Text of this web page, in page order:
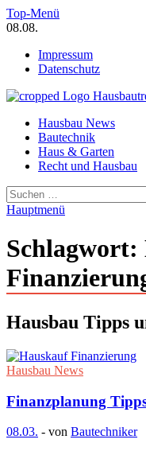
Zum
Inhalt
Top-Menü
08.08.
Impressum
Datenschutz
Hausbautrend Hausbau
Hausbau, Modernisierung,
Hausbau News
Bautechnik
Haus & Garten
Recht und Hausbau
Suchen
nach:
Hauptmenü
Schlagwort:
Hausbau Tipps
Hausbau News
Finanzplanung
08.03. - von Bautechniker